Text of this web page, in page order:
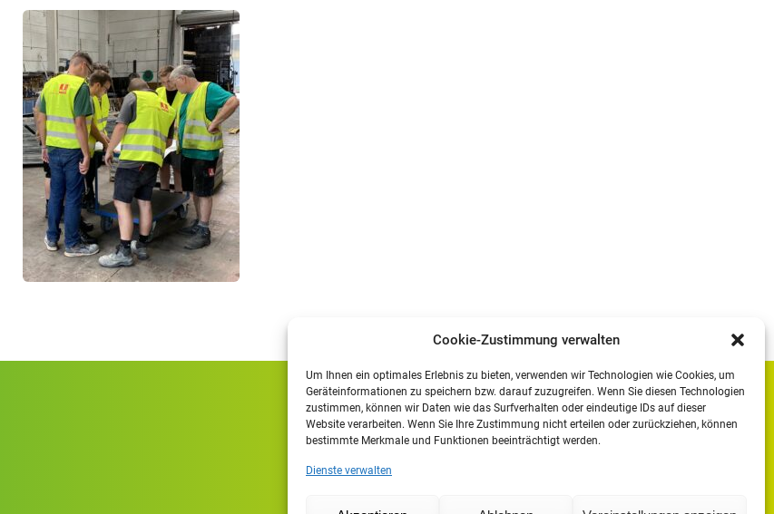
Cookie-Zustimmung verwalten
Um Ihnen ein optimales Erlebnis zu bieten, verwenden wir Technologien wie Cookies, um
Geräteinformationen zu speichern bzw. darauf zuzugreifen. Wenn Sie diesen Technologien
zustimmen, können wir Daten wie das Surfverhalten oder eindeutige IDs auf dieser
Website verarbeiten. Wenn Sie Ihre Zustimmung nicht erteilen oder zurückziehen, können
bestimmte Merkmale und Funktionen beeinträchtigt werden.
Dienste verwalten
Impressum
Datenschutzerklärung